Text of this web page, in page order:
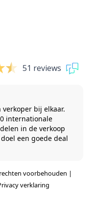
51 reviews
bij elkaar.
internationale
in de verkoop
een goede deal
voorbehouden |
verklaring